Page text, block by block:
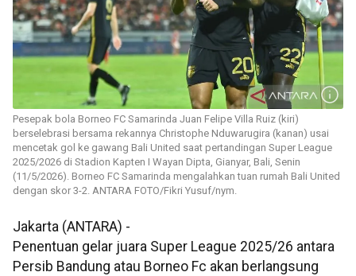
Pesepak bola Borneo FC Samarinda Juan Felipe Villa Ruiz (kiri)
berselebrasi bersama rekannya Christophe Nduwarugira (kanan) usai
mencetak gol ke gawang Bali United saat pertandingan Super League
2025/2026 di Stadion Kapten I Wayan Dipta, Gianyar, Bali, Senin
(11/5/2026). Borneo FC Samarinda mengalahkan tuan rumah Bali United
dengan skor 3-2. ANTARA FOTO/Fikri Yusuf/nym.
Jakarta (ANTARA) -
Penentuan gelar juara Super League 2025/26 antara
Persib Bandung atau Borneo Fc akan berlangsung